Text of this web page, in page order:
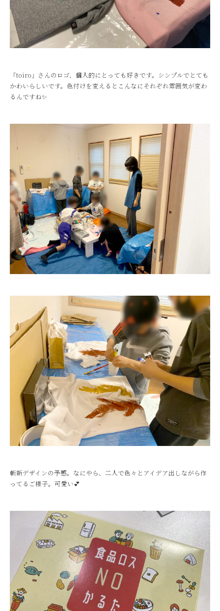
「toiro」さんのロゴ、個人的にとっても好きです。シンプルでとても
かわいらしいです。色付けを変えるとこんなにそれぞれ雰囲気が変わ
るんですね✨
斬新デザインの予感。なにやら、二人で色々とアイデア出しながら作
ってるご様子。可愛い💕